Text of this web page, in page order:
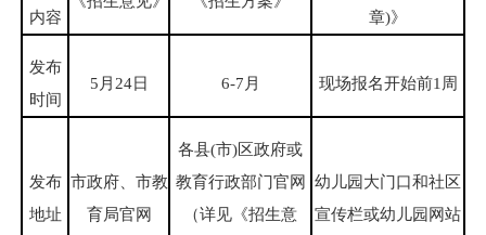
内容
章)》
发布
时间
5月24日 6-7月 现场报名开始前1周
发布
地址
市政府、市教
育局官网
各县(市)区政府或
教育行政部门官网
（详见《招生意
幼儿园大门口和社区
宣传栏或幼儿园网站